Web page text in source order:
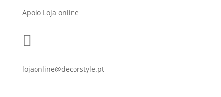
Apoio Loja online

lojaonline@decorstyle.pt